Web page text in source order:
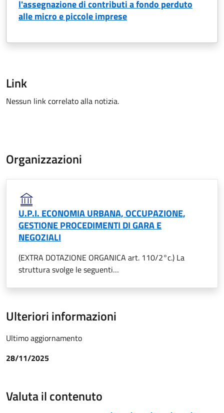
l'assegnazione di contributi a fondo perduto
alle micro e piccole imprese
Link
Nessun link correlato alla notizia.
Organizzazioni
U.P.I. ECONOMIA URBANA, OCCUPAZIONE,
GESTIONE PROCEDIMENTI DI GARA E
NEGOZIALI
(EXTRA DOTAZIONE ORGANICA art. 110/2°c.) La
struttura svolge le seguenti…
Ulteriori informazioni
Ultimo aggiornamento
28/11/2025
Valuta il contenuto